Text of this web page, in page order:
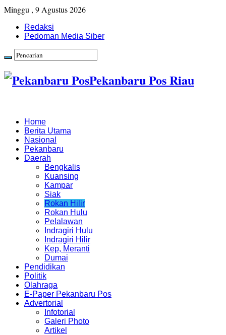
Minggu , 9 Agustus 2026
Redaksi
Pedoman Media Siber
Pekanbaru Pos Riau
Home
Berita Utama
Nasional
Pekanbaru
Daerah
Bengkalis
Kuansing
Kampar
Siak
Rokan Hilir
Rokan Hulu
Pelalawan
Indragiri Hulu
Indragiri Hilir
Kep, Meranti
Dumai
Pendidikan
Politik
Olahraga
E-Paper Pekanbaru Pos
Advertorial
Infotorial
Galeri Photo
Artikel